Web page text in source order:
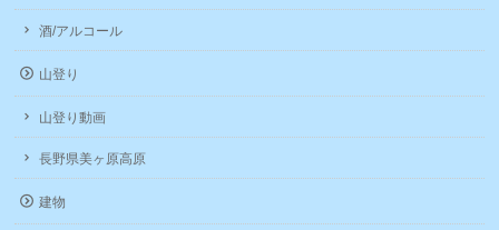
酒/アルコール
山登り
山登り動画
長野県美ヶ原高原
建物